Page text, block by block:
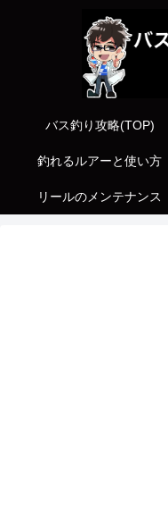
バス釣り攻略(TOP)
釣れるルアーと使い方
リールのメンテナンス